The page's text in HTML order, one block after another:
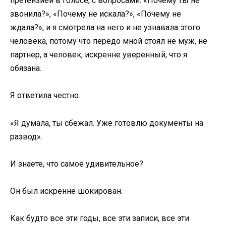
звонила?», «Почему не искала?», «Почему не
ждала?», и я смотрела на него и не узнавала этого
человека, потому что передо мной стоял не муж, не
партнер, а человек, искренне уверенный, что я
обязана.
Я ответила честно.
«Я думала, ты сбежал. Уже готовлю документы на
развод».
И знаете, что самое удивительное?
Он был искренне шокирован.
Как будто все эти годы, все эти записи, все эти